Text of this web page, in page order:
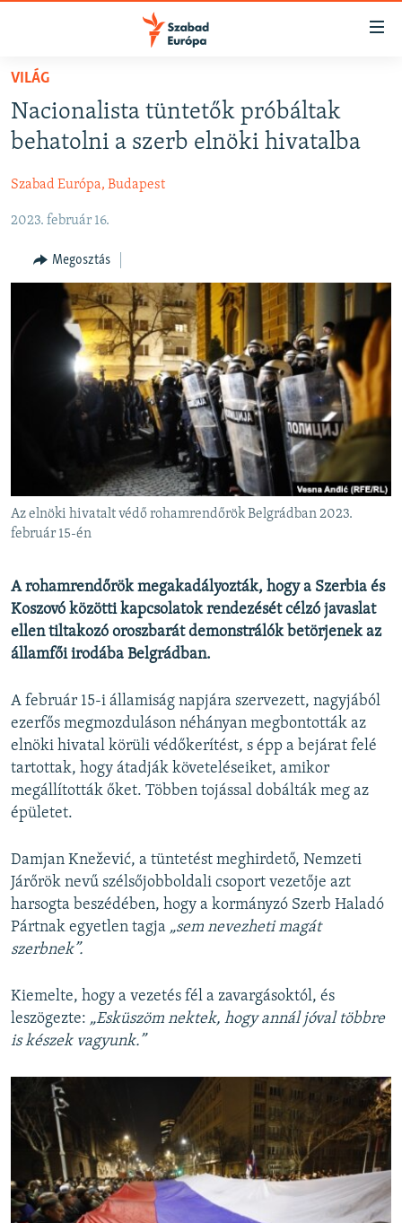
Akadálymentes
Ugrás
fő
oldalra
Ugrás
NAPIRENDEN
AKTUÁLIS
VIDEÓK
ELEMZŐ
NER15
SZABADON
TÁRSADALOM
DEMOKRÁCIA
A PÉNZ NYOMÁBAN
EURÓPAI UNIÓ
KLÍMAVÁLTOZÁS
A MÚLT TANULSÁGAI
Valamennyi RFE/RL weboldal
VILÁG
Nacionalista tüntetők próbáltak
behatolni a szerb elnöki hivatalba
Szabad Európa, Budapest
2023. február 16.
Megosztás
Az elnöki hivatalt védő rohamrendőrök Belgrádban 2023.
február 15-én
A rohamrendőrök megakadályozták, hogy a Szerbia és
Koszovó közötti kapcsolatok rendezését célzó javaslat
ellen tiltakozó oroszbarát demonstrálók betörjenek az
államfői irodába Belgrádban.
A február 15-i államiság napjára szervezett, nagyjából
ezerfős megmozduláson néhányan megbontották az
elnöki hivatal körüli védőkerítést, s épp a bejárat felé
tartottak, hogy átadják követeléseiket, amikor
megállították őket. Többen tojással dobálták meg az
épületet.
Damjan Knežević, a tüntetést meghirdető, Nemzeti
Járőrök nevű szélsőjobboldali csoport vezetője azt
harsogta beszédében, hogy a kormányzó Szerb Haladó
Pártnak egyetlen tagja „sem nevezheti magát
szerbnek”.
Kiemelte, hogy a vezetés fél a zavargásoktól, és
leszögezte: „Esküszöm nektek, hogy annál jóval többre
is készek vagyunk.”